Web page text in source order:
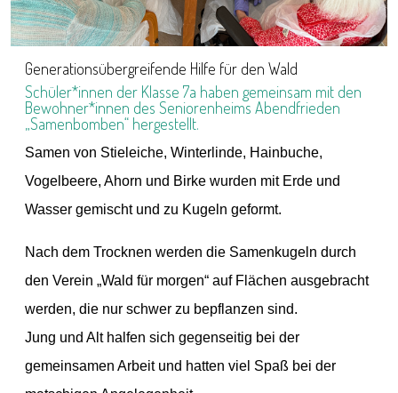
Mottowoche der 10. Klassen
Glanzvoller Abschluss: „Overdressed“
Am 13. März verwandelte sich die Adolf-Grimme-
Gesamtschule in einen Laufsteg. Zum krönenden
Abschluss der Mottowoche der 10. Klassen hieß es:
„Overdressed“ – und die Schulgemeinschaft
Wo sonst Kapuzenpullis und Sneaker den Alltag
prägen, sah man an diesem Freitag ein Bild voller
Eleganz:
Wunderschöne Kleider: Von fließenden